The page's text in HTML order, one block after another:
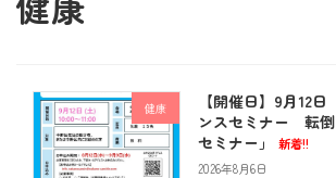
健康
【開催日】9月12
ンスセミナー 転
セミナー」
新着!!
2026年8月6日